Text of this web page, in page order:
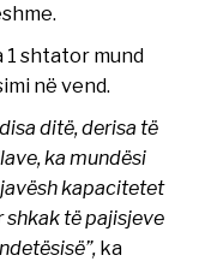
shtator mund
në vend.
ditë, derisa të
ka mundësi
kapacitetet
shkak të pajisjeve
ka